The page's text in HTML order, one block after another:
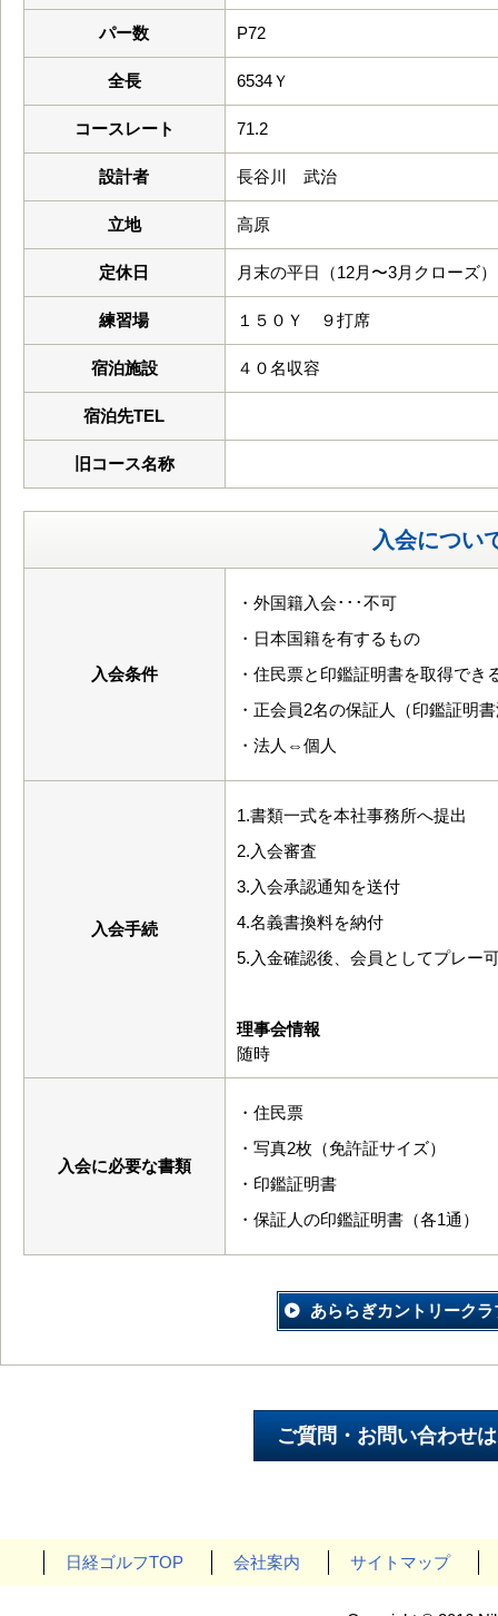
パー数 P72
全長 6534Ｙ
コースレート 71.2
設計者 長谷川 武治
立地 高原
定休日 月末の平日（12月〜3月クローズ）
練習場 １５０Ｙ ９打席
宿泊施設 ４０名収容
宿泊先TEL
旧コース名称
入会につい
入会条件
・外国籍入会･･･不可
・日本国籍を有するもの
・住民票と印鑑証明書を取得でき
・正会員2名の保証人（印鑑証明
・法人⇔個人
入会手続
1.書類一式を本社事務所へ提出
2.入会審査
3.入会承認通知を送付
4.名義書換料を納付
5.入金確認後、会員としてプレー
理事会情報
随時
入会に必要な書類
・住民票
・写真2枚（免許証サイズ）
・印鑑証明書
・保証人の印鑑証明書（各1通）
あららぎカントリーク
日経ゴルフTOP 会社案内 サイトマップ